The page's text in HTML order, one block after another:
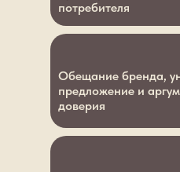
потребителя
Обещание бренда,
предложение и
доверия